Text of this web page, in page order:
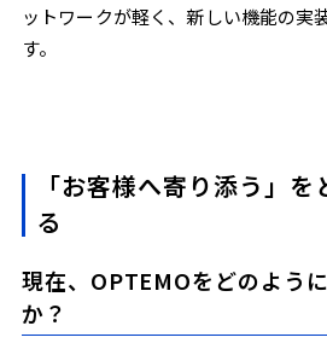
ットワークが軽く、新しい機能の実
す。
「お客様へ寄り添う」
る
現在、OPTEMOをどのよう
か？